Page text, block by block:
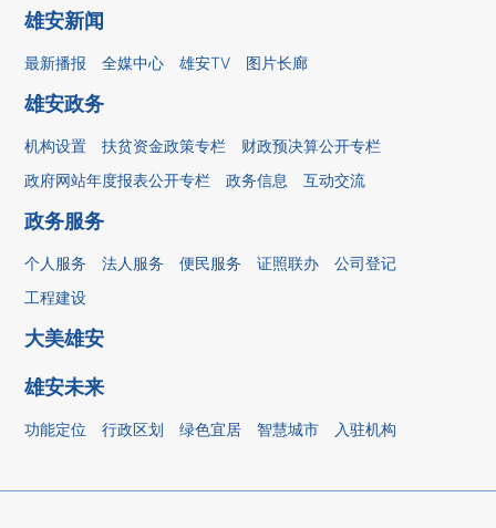
雄安新闻
最新播报 全媒中心 雄安TV 图片长廊
雄安政务
机构设置 扶贫资金政策专栏
财政预决算公开专栏
政府网站年度报表公开专栏
政务信息 互动交流
政务服务
个人服务 法人服务 便民服务 证照联办
公司登记
工程建设
大美雄安
雄安未来
功能定位 行政区划 绿色宜居 智慧城市 入驻机构